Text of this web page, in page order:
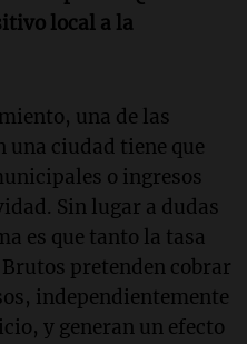
local a la
una de las
una ciudad tiene que
o ingresos
Sin lugar a dudas
es que tanto la tasa
pretenden cobrar
independientemente
y generan un efecto